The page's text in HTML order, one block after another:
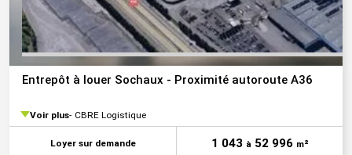
Entrepôt à louer Sochaux - Proximité autoroute A36
Voir plus CBRE Logistique
Loyer sur demande 1 043 à52 996 m²